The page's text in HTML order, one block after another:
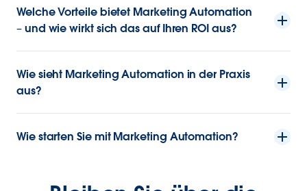
Welche Vorteile bietet Marketing Automation
– und wie wirkt sich das auf Ihren ROI aus?
Wie sieht Marketing Automation in der Praxis
aus?
Wie starten Sie mit Marketing Automation?